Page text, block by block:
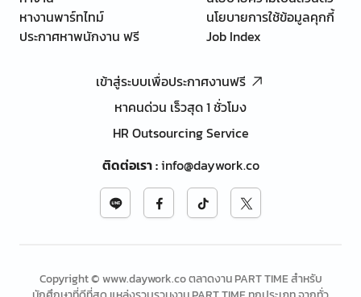
หางานพาร์ทไทม์
ประกาศหาพนักงาน ฟรี
นโยบายการใช้ข้อมูลคุกกี้
Job Index
เข้าสู่ระบบเพื่อประกาศงานฟรี
หาคนด่วน เร็วสุด 1 ชั่วโมง
HR Outsourcing Service
ติดต่อเรา:info@daywork.co
Copyright © www.daywork.co ตลาดงาน PART TIME สำหรับ